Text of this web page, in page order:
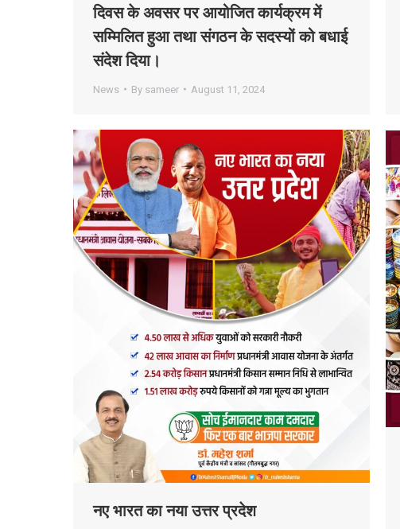
दिवस के अवसर पर आयोजित कार्यक्रम में
सम्मिलित हुआ तथा संगठन के सदस्यों को बधाई
संदेश दिया।
News By sameer August 11, 2024
नए भारत का नया उत्तर प्रदेश